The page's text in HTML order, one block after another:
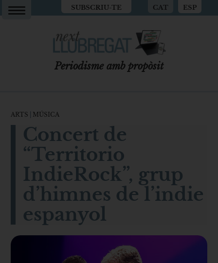
SUBSCRIU-TE CAT ESP
Periodisme amb propòsit
ARTS MÚSICA
Concert de
“Territorio
IndieRock”, grup
d’himnes de l’indie
espanyol